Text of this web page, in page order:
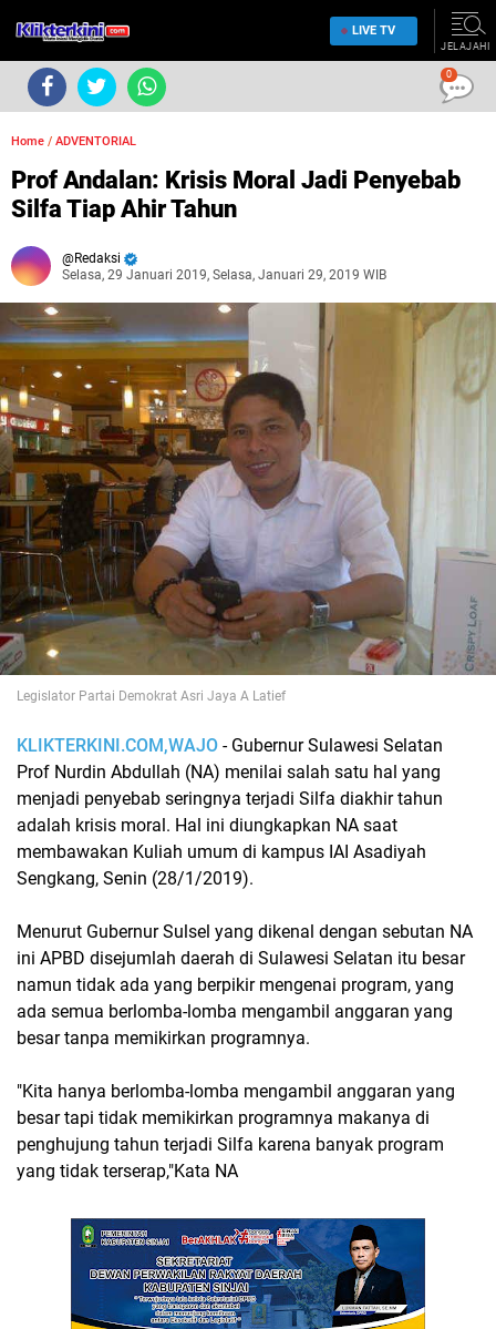
LIVE TV
JELAJAHI
Home / ADVENTORIAL
Prof Andalan: Krisis Moral Jadi Penyebab
Silfa Tiap Ahir Tahun
Redaksi
Selasa, 29 Januari 2019, Selasa, Januari 29, 2019 WIB
Legislator Partai Demokrat Asri Jaya A Latief
KLIKTERKINI.COM,WAJO - Gubernur Sulawesi Selatan
Prof Nurdin Abdullah (NA) menilai salah satu hal yang
menjadi penyebab seringnya terjadi Silfa diakhir tahun
adalah krisis moral. Hal ini diungkapkan NA saat
membawakan Kuliah umum di kampus IAI Asadiyah
Sengkang, Senin (28/1/2019).
Menurut Gubernur Sulsel yang dikenal dengan sebutan NA
ini APBD disejumlah daerah di Sulawesi Selatan itu besar
namun tidak ada yang berpikir mengenai program, yang
ada semua berlomba-lomba mengambil anggaran yang
besar tanpa memikirkan programnya.
"Kita hanya berlomba-lomba mengambil anggaran yang
besar tapi tidak memikirkan programnya makanya di
penghujung tahun terjadi Silfa karena banyak program
yang tidak terserap,"Kata NA
0